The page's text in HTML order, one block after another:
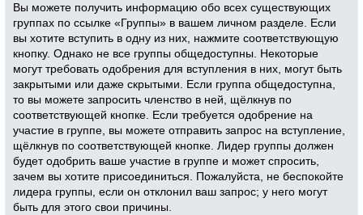
Вы можете получить информацию обо всех существующих
группах по ссылке «Группы» в вашем личном разделе. Если
вы хотите вступить в одну из них, нажмите соответствующую
кнопку. Однако не все группы общедоступны. Некоторые
могут требовать одобрения для вступления в них, могут быть
закрытыми или даже скрытыми. Если группа общедоступна,
то вы можете запросить членство в ней, щёлкнув по
соответствующей кнопке. Если требуется одобрение на
участие в группе, вы можете отправить запрос на вступление,
щёлкнув по соответствующей кнопке. Лидер группы должен
будет одобрить ваше участие в группе и может спросить,
зачем вы хотите присоединиться. Пожалуйста, не беспокойте
лидера группы, если он отклонил ваш запрос; у него могут
быть для этого свои причины.